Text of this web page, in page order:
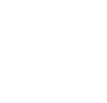
La sesión del
tres nuevos
integrado como
conocimientos y
por su parte, ha
representación